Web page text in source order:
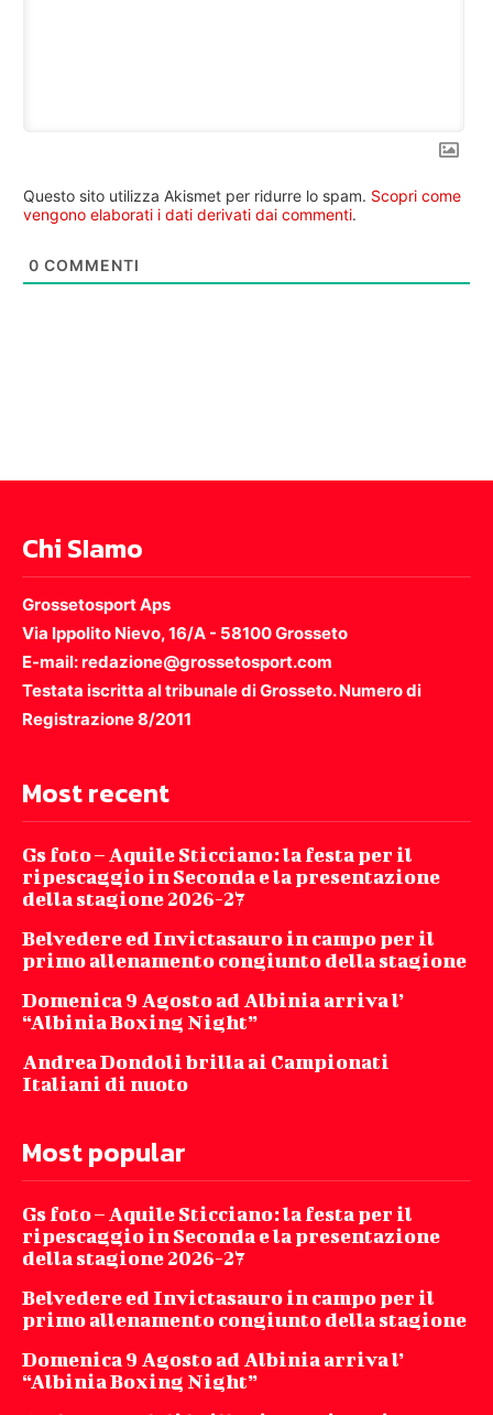
Questo sito utilizza Akismet per ridurre lo spam. Scopri come
vengono elaborati i dati derivati dai commenti.
0 COMMENTI
Chi SIamo
Grossetosport Aps
Via Ippolito Nievo, 16/A - 58100 Grosseto
E-mail: redazione@grossetosport.com
Testata iscritta al tribunale di Grosseto. Numero di
Registrazione 8/2011
Most recent
Gs foto – Aquile Sticciano: la festa per il
ripescaggio in Seconda e la presentazione
della stagione 2026-27
Belvedere ed Invictasauro in campo per il
primo allenamento congiunto della stagione
Domenica 9 Agosto ad Albinia arriva l’
“Albinia Boxing Night”
Andrea Dondoli brilla ai Campionati
Italiani di nuoto
Most popular
Gs foto – Aquile Sticciano: la festa per il
ripescaggio in Seconda e la presentazione
della stagione 2026-27
Belvedere ed Invictasauro in campo per il
primo allenamento congiunto della stagione
Domenica 9 Agosto ad Albinia arriva l’
“Albinia Boxing Night”